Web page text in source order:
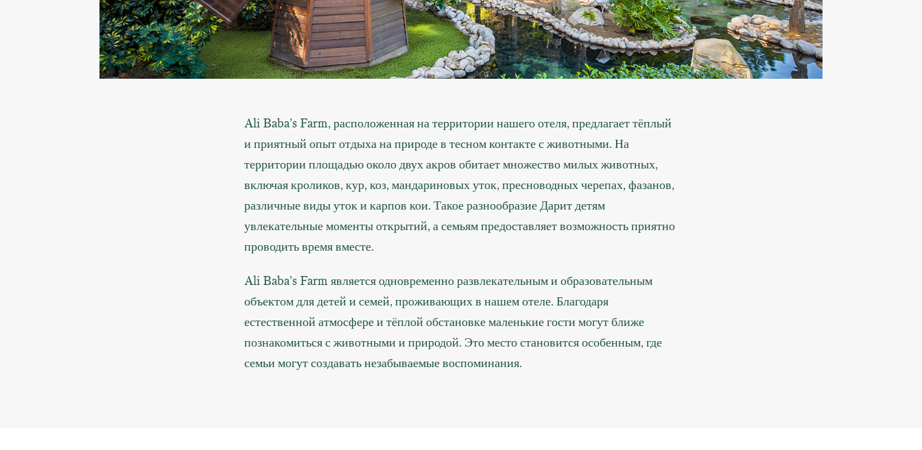
Ali Baba’s Farm, расположенная на территории нашего отеля, предлагает тёплый
и приятный опыт отдыха на природе в тесном контакте с животными. На
территории площадью около двух акров обитает множество милых животных,
включая кроликов, кур, коз, мандариновых уток, пресноводных черепах, фазанов,
различные виды уток и карпов кои. Такое разнообразие Дарит детям
увлекательные моменты открытий, а семьям предоставляет возможность приятно
проводить время вместе.
Ali Baba’s Farm является одновременно развлекательным и образовательным
объектом для детей и семей, проживающих в нашем отеле. Благодаря
естественной атмосфере и тёплой обстановке маленькие гости могут ближе
познакомиться с животными и природой. Это место становится особенным, где
семьи могут создавать незабываемые воспоминания.